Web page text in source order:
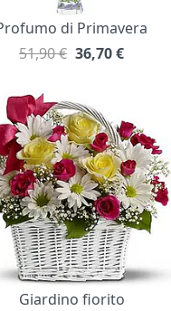
di Primavera
51,90 € 36,70€
Giardino fiorito